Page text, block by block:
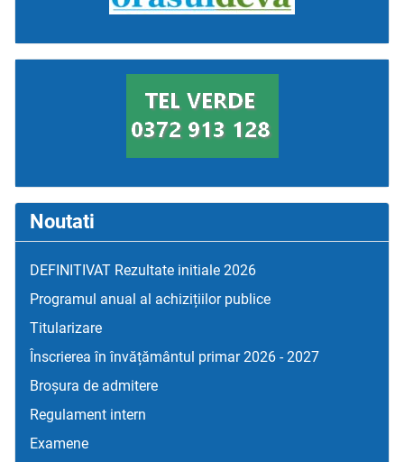
Noutati
DEFINITIVAT Rezultate initiale 2026
Programul anual al achizițiilor publice
Titularizare
Înscrierea în învățământul primar 2026 - 2027
Broșura de admitere
Regulament intern
Examene